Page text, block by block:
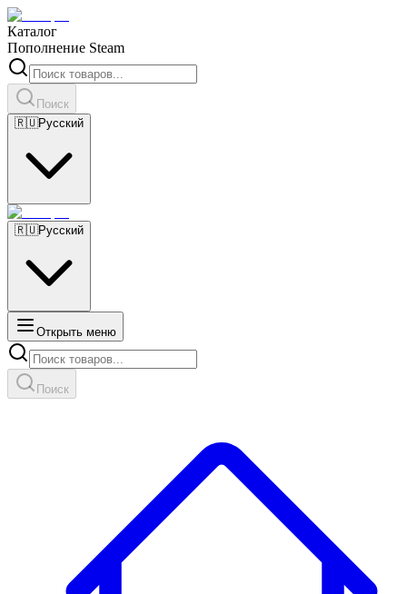
Каталог
Пополнение Steam
Поиск
🇷🇺Русский
🇷🇺Русский
Открыть меню
Поиск